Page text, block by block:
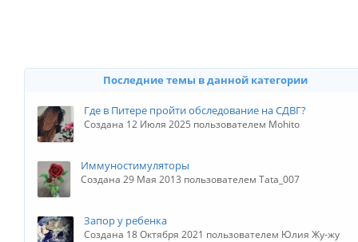
Последние темы в данной категории
Где в Питере пройти обследование на СДВГ?
Создана 12 Июля 2025 пользователем Mohito
Иммуностимуляторы
Создана 29 Мая 2013 пользователем Tata_007
Запор у ребенка
Создана 18 Октября 2021 пользователем Юлия Жу-жу